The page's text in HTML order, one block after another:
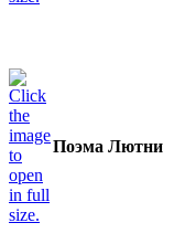
Поэма Лютни